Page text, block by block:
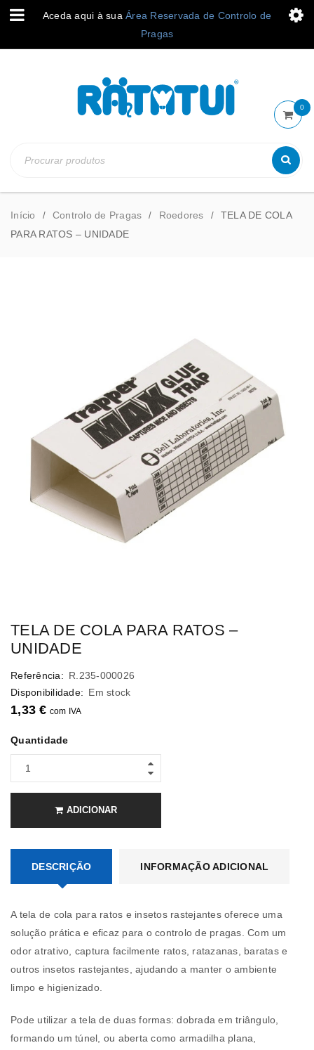
Aceda aqui à sua Área Reservada de Controlo de
Pragas
0
Início / Controlo de Pragas / Roedores /
TELA DE COLA
PARA RATOS – UNIDADE
TELA DE COLA PARA RATOS –
UNIDADE
Referência: R.235-000026
Disponibilidade: Em stock
1,33€ com IVA
Quantidade
ADICIONAR
DESCRIÇÃO INFORMAÇÃO ADICIONAL
A tela de cola para ratos e insetos rastejantes oferece uma
solução prática e eficaz para o controlo de pragas. Com um
odor atrativo, captura facilmente ratos, ratazanas, baratas e
outros insetos rastejantes, ajudando a manter o ambiente
limpo e higienizado.
Pode utilizar a tela de duas formas: dobrada em triângulo,
formando um túnel, ou aberta como armadilha plana,